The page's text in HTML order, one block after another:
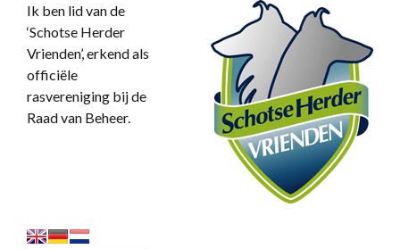
Ik ben lid van de
‘Schotse Herder
Vrienden’, erkend als
officiële
rasvereniging bij de
Raad van Beheer.